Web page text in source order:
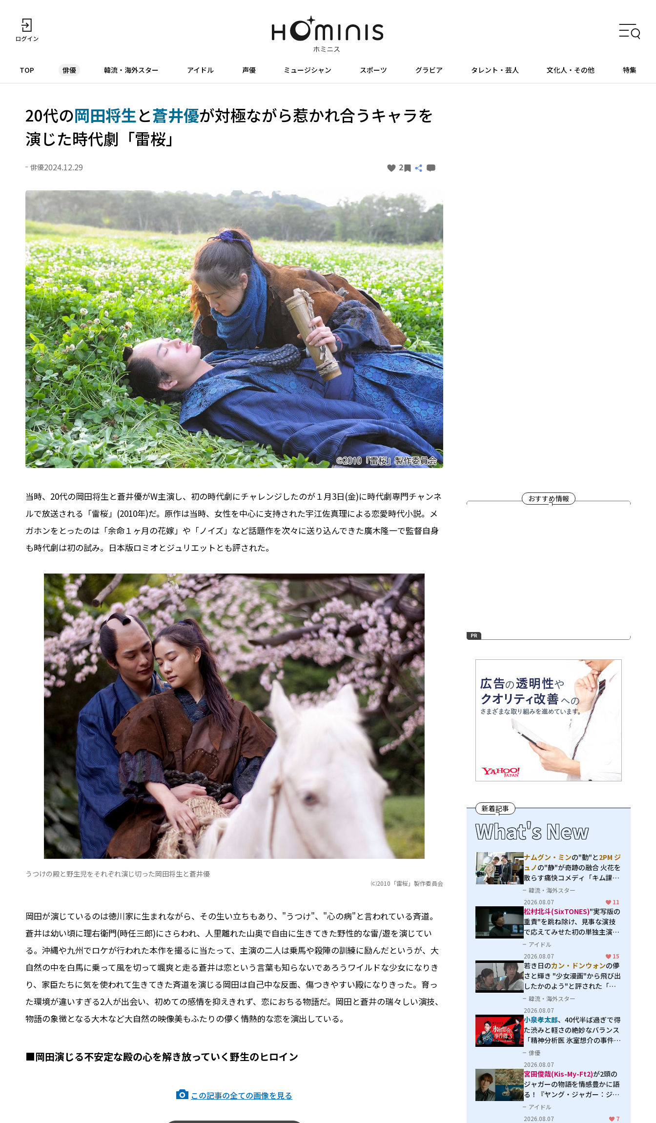
TOP 俳優 韓流・海外スター アイドル 声優 ミュージシャン スポーツ グラビア タレント・芸人 文化人・その他 特集
20代の岡田将生と蒼井優が対極ながら惹かれ合うキャラを
演じた時代劇「雷桜」
俳優2024.12.29 2
当時、20代の岡田将生と蒼井優がW主演し、初の時代劇にチャレンジしたのが１月3日(金)に時代劇専門チャンネ
ルで放送される「雷桜」(2010年)だ。原作は当時、女性を中心に支持された宇江佐真理による恋愛時代小説。メ
ガホンをとったのは「余命１ヶ月の花嫁」や「ノイズ」など話題作を次々に送り込んできた廣木隆一で監督自身
も時代劇は初の試み。日本版ロミオとジュリエットとも評された。
うつけの殿と野生児をそれぞれ演じ切った岡田将生と蒼井優
⒞2010「雷桜」製作委員会
岡田が演じているのは徳川家に生まれながら、その生い立ちもあり、"うつけ"、"心の病"と言われている斉道。
蒼井は幼い頃に理右衛門(時任三郎)にさらわれ、人里離れた山奥で自由に生きてきた野性的な雷/遊を演じてい
る。沖縄や九州でロケが行われた本作を撮るに当たって、主演の二人は乗馬や殺陣の訓練に励んだというが、大
自然の中を白馬に乗って風を切って颯爽と走る蒼井は恋という言葉も知らないであろうワイルドな少女になりき
り、家臣たちに気を使われて生きてきた斉道を演じる岡田は自己中な反面、傷つきやすい殿になりきった。育っ
た環境が違いすぎる2人が出会い、初めての感情を抑えきれず、恋におちる物語だ。岡田と蒼井の瑞々しい演技、
物語の象徴となる大木など大自然の映像美もふたりの儚く情熱的な恋を演出している。
■岡田演じる不安定な殿の心を解き放っていく野生のヒロイン
この記事の全ての画像を見る
おすすめ情報
新着記事
What's New
ナムグン・ミンの"動"と2PM ジ
ュノの"静"が奇跡の融合 火花を
散らす痛快コメディ「キム課長
とソ理事～Bravo! Your Life
～」
韓流・海外スター
2026.08.07
11
松村北斗(SixTONES)"実写版の
重責"を跳ね除け、見事な演技
で応えてみせた初の単独主演映
画「秒速5センチメートル」
アイドル
2026.08.07
15
若き日のカン・ドンウォンの儚
さと輝き "少女漫画"から飛び出
したかのよう"と評された「オ
オカミの誘惑」
韓流・海外スター
2026.08.07
小泉孝太郎、40代半ば過ぎで得
た渋みと軽さの絶妙なバランス
「精神分析医 氷室想介の事件簿
３」で見せる進化
俳優
2026.08.07
宮田俊哉(Kis-My-Ft2)が2頭の
ジャガーの物語を情感豊かに語
る！『ヤング・ジャガー：ジャ
ングル王への道』『ジャガーと
ウミガメの物語：熱帯林の守護
アイドル
2026.08.07
7